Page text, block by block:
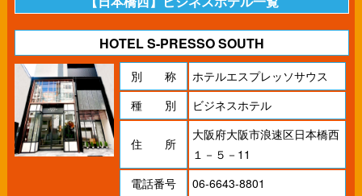
HOTEL S-PRESSO SOUTH
別 称
ホテルエスプレッソサウス
種 別
ビジネスホテル
住 所
大阪府大阪市浪速区日本橋西
１－５－11
電話番号
06-6643-8801